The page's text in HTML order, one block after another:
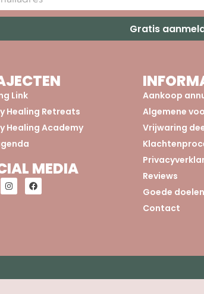
Gratis
Link
Healing Retreats
Healing Academy
MEDIA
Aankoop
Algemene
Vrijwaring
Reviews
Goede doelen
Contact